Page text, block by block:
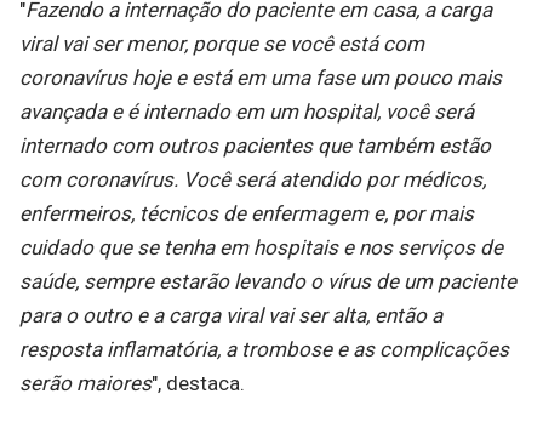
"Fazendo a internação do paciente em casa, a carga
viral vai ser menor, porque se você está com
coronavírus hoje e está em uma fase um pouco mais
avançada e é internado em um hospital, você será
internado com outros pacientes que também estão
com coronavírus. Você será atendido por médicos,
enfermeiros, técnicos de enfermagem e, por mais
cuidado que se tenha em hospitais e nos serviços de
saúde, sempre estarão levando o vírus de um paciente
para o outro e a carga viral vai ser alta, então a
resposta inflamatória, a trombose e as complicações
serão maiores", destaca.